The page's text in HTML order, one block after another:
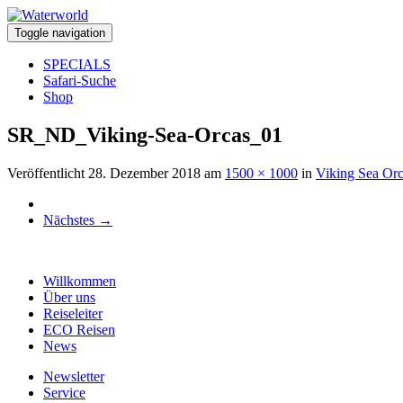
Toggle navigation
SPECIALS
Safari-Suche
Shop
SR_ND_Viking-Sea-Orcas_01
Veröffentlicht 28. Dezember 2018 am 1500 × 1000 in Viking Sea
Nächstes →
Willkommen
Über uns
Reiseleiter
ECO Reisen
News
Newsletter
Service